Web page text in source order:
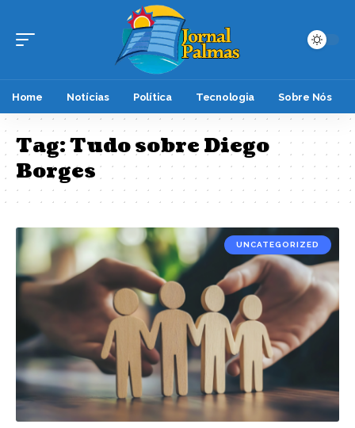
Home Notícias Política Tecnologia Sobre Nós
Tag:Tudo sobre Diego
Borges
UNCATEGORIZED